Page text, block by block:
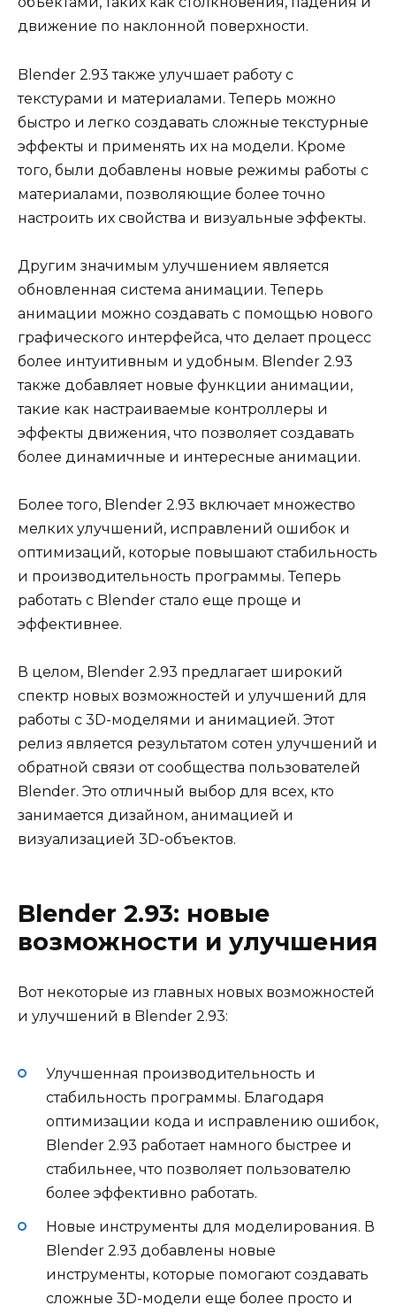
движение по наклонной поверхности.
Blender 2.93 также улучшает работу с
текстурами и материалами. Теперь можно
быстро и легко создавать сложные текстурные
эффекты и применять их на модели. Кроме
того, были добавлены новые режимы работы с
материалами, позволяющие более точно
настроить их свойства и визуальные эффекты.
Другим значимым улучшением является
обновленная система анимации. Теперь
анимации можно создавать с помощью нового
графического интерфейса, что делает процесс
более интуитивным и удобным. Blender 2.93
также добавляет новые функции анимации,
такие как настраиваемые контроллеры и
эффекты движения, что позволяет создавать
более динамичные и интересные анимации.
Более того, Blender 2.93 включает множество
мелких улучшений, исправлений ошибок и
оптимизаций, которые повышают стабильность
и производительность программы. Теперь
работать с Blender стало еще проще и
эффективнее.
В целом, Blender 2.93 предлагает широкий
спектр новых возможностей и улучшений для
работы с 3D-моделями и анимацией. Этот
релиз является результатом сотен улучшений и
обратной связи от сообщества пользователей
Blender. Это отличный выбор для всех, кто
занимается дизайном, анимацией и
визуализацией 3D-объектов.
Blender 2.93: новые
возможности и улучшения
Вот некоторые из главных новых возможностей
и улучшений в Blender 2.93:
Улучшенная производительность и
стабильность программы. Благодаря
оптимизации кода и исправлению ошибок,
Blender 2.93 работает намного быстрее и
стабильнее, что позволяет пользователю
более эффективно работать.
Новые инструменты для моделирования. В
Blender 2.93 добавлены новые
инструменты, которые помогают создавать
сложные 3D-модели еще более просто и